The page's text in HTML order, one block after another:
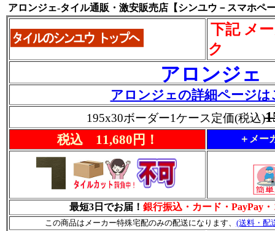
アロンジェ-タイル通販・激安販売店【シンユウ－スマホペ
下記 メ
ク
アロンジェ
アロンジェの詳細ページは
195x30ボーダー1ケース定価(税込)
税込 11,680円！ ＋メー
最短3日でお届！ 銀行振込・カード・PayPay
この商品はメーカー特殊宅配のみの配送になります、 (送料・配